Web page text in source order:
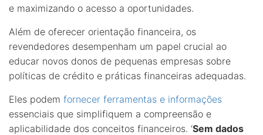
e maximizando o acesso a oportunidades.
Além de oferecer orientação financeira, os
revendedores desempenham um papel crucial ao
educar novos donos de pequenas empresas sobre
políticas de crédito e práticas financeiras adequadas.
Eles podem fornecer ferramentas e informações
essenciais que simplifiquem a compreensão e
aplicabilidade dos conceitos financeiros. ‘Sem dados